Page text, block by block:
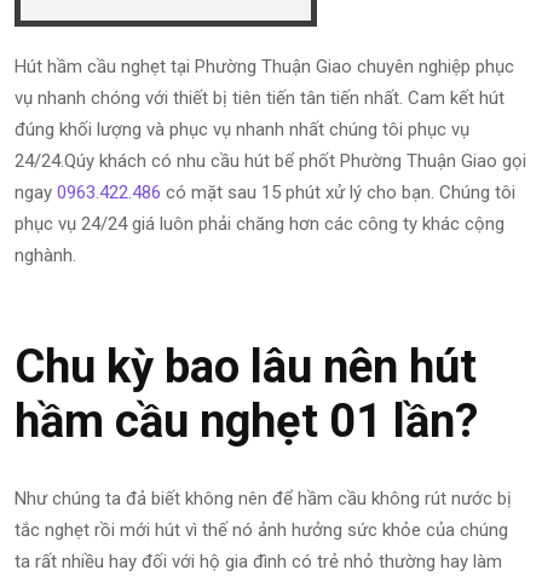
Hút hầm cầu nghẹt tại Phường Thuận Giao chuyên nghiệp phục
vụ nhanh chóng với thiết bị tiên tiến tân tiến nhất. Cam kết hút
đúng khối lượng và phục vụ nhanh nhất chúng tôi phục vụ
24/24.Qúy khách có nhu cầu hút bể phốt Phường Thuận Giao gọi
ngay 0963.422.486 có mặt sau 15 phút xử lý cho bạn. Chúng tôi
phục vụ 24/24 giá luôn phải chăng hơn các công ty khác cộng
nghành.
Chu kỳ bao lâu nên hút
hầm cầu nghẹt 01 lần?
Như chúng ta đả biết không nên để hầm cầu không rút nước bị
tắc nghẹt rồi mới hút vì thế nó ảnh hưởng sức khỏe của chúng
ta rất nhiều hay đối với hộ gia đình có trẻ nhỏ thường hay làm